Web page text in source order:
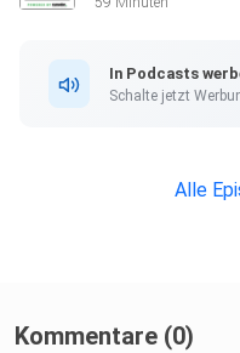
In Podcasts
Schalte jetzt
Alle
Kommentare (0)